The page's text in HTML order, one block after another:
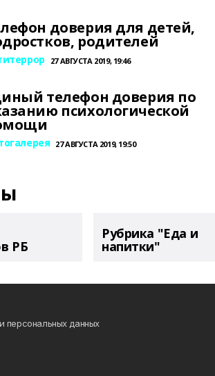
доверия для детей,
родителей
27 АВГУСТА 2019, 19:46
телефон доверия по
психологической
27 АВГУСТА 2019, 19:50
РБ
Рубрика "Еда и
напитки"
персональных данных